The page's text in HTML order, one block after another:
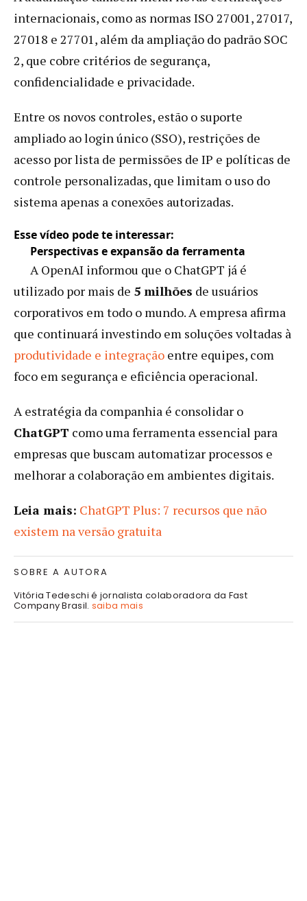
internacionais, como as normas ISO 27001, 27017,
27018 e 27701, além da ampliação do padrão SOC
2, que cobre critérios de segurança,
confidencialidade e privacidade.
Entre os novos controles, estão o suporte
ampliado ao login único (SSO), restrições de
acesso por lista de permissões de IP e políticas de
controle personalizadas, que limitam o uso do
sistema apenas a conexões autorizadas.
Esse vídeo pode te interessar:
Perspectivas e expansão da ferramenta
A OpenAI informou que o ChatGPT já é
utilizado por mais de 5 milhões de usuários
corporativos em todo o mundo. A empresa afirma
que continuará investindo em soluções voltadas à
produtividade e integração entre equipes, com
foco em segurança e eficiência operacional.
A estratégia da companhia é consolidar o
ChatGPT como uma ferramenta essencial para
empresas que buscam automatizar processos e
melhorar a colaboração em ambientes digitais.
Leia mais: ChatGPT Plus: 7 recursos que não
existem na versão gratuita
SOBRE A AUTORA
Vitória Tedeschi é jornalista colaboradora da Fast
Company Brasil. saiba mais